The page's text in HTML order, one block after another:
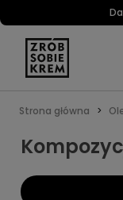
Strona główna